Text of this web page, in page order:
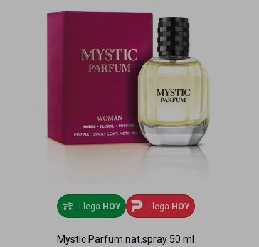
Llega HOY Llega HOY
Mystic Parfum nat.spray 50 ml